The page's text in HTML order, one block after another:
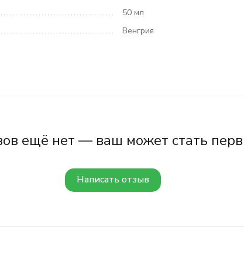
50 мл
Венгрия
ещё нет — ваш может стать
Написать отзыв